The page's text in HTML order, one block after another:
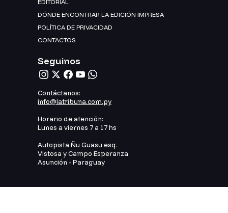
EDITORIAL
DÓNDE ENCONTRAR LA EDICIÓN IMPRESA
POLÍTICA DE PRIVACIDAD
CONTACTOS
Seguinos
Contáctanos:
info@latribuna.com.py
Horario de atención:
Lunes a viernes 7 a 17 hs
Autopista Ñu Guasu esq.
Vistosa y Campo Esperanza
Asunción - Paraguay